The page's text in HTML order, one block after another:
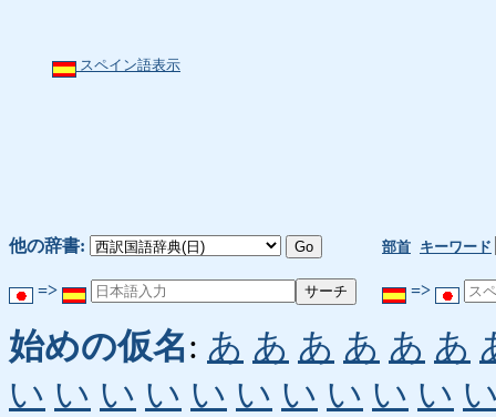
スペイン語表示
他の辞書: 部首 キーワード
=> =>
始めの仮名: あ あ あ あ あ あ
い い い い い い い い い い